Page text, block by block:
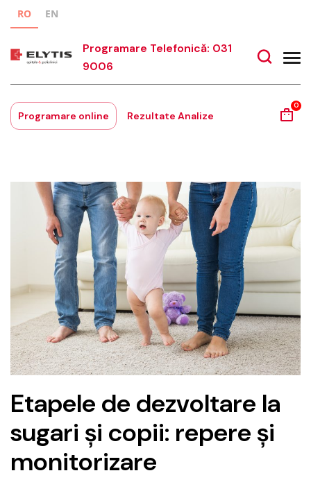
RO EN
Programare Telefonică: 031
9006
Programare online Rezultate Analize
0
Etapele de dezvoltare la
sugari și copii: repere și
monitorizare